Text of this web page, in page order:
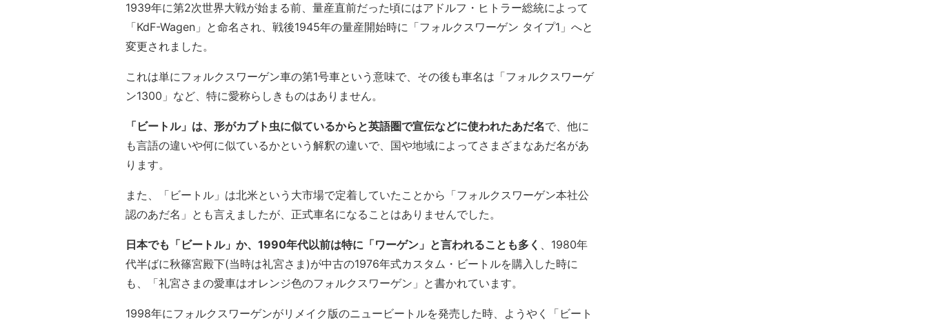
1939年に第2次世界大戦が始まる前、量産直前だった頃にはアドルフ・ヒトラー総統によって
「KdF-Wagen」と命名され、戦後1945年の量産開始時に「フォルクスワーゲン タイプ1」へと
変更されました。
これは単にフォルクスワーゲン車の第1号車という意味で、その後も車名は「フォルクスワーゲ
ン1300」など、特に愛称らしきものはありません。
「ビートル」は、形がカブト虫に似ているからと英語圏で宣伝などに使われたあだ名で、他に
も言語の違いや何に似ているかという解釈の違いで、国や地域によってさまざまなあだ名があ
ります。
また、「ビートル」は北米という大市場で定着していたことから「フォルクスワーゲン本社公
認のあだ名」とも言えましたが、正式車名になることはありませんでした。
日本でも「ビートル」か、1990年代以前は特に「ワーゲン」と言われることも多く 、1980年
代半ばに秋篠宮殿下(当時は礼宮さま)が中古の1976年式カスタム・ビートルを購入した時に
も、「礼宮さまの愛車はオレンジ色のフォルクスワーゲン」と書かれています。
1998年にフォルクスワーゲンがリメイク版のニュービートルを発売した時、ようやく「ビート